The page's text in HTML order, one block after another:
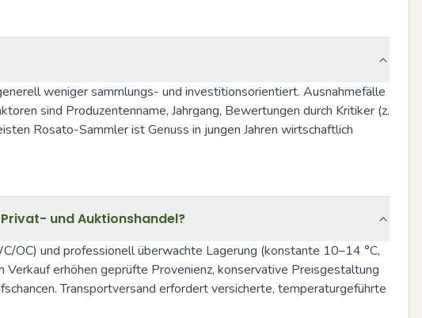
weniger sammlungs- und investitionsorientiert. Ausnahmefälle
sind Produzentenname, Jahrgang, Bewertungen durch Kritiker (z.
Rosato-Sammler ist Genuss in jungen Jahren wirtschaftlich
und Auktionshandel?
OC) und professionell überwachte Lagerung (konstante 10–14 °C,
erhöhen geprüfte Provenienz, konservative Preisgestaltung
Transportversand erfordert versicherte, temperaturgeführte